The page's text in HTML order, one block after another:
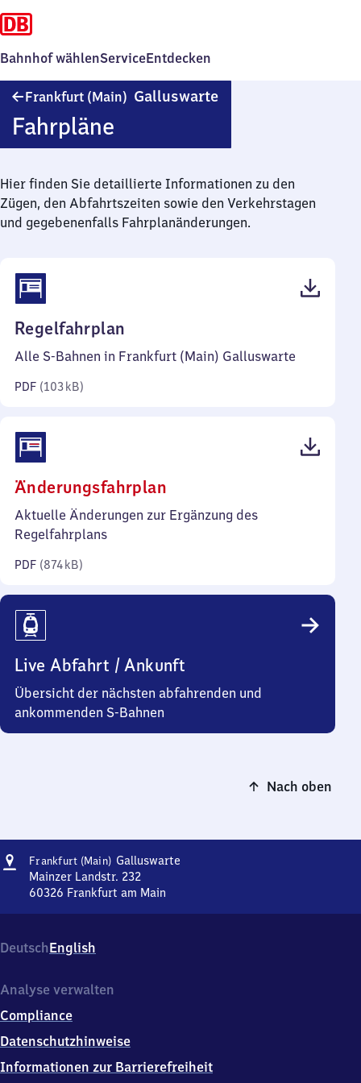
Bahnhof wählenServiceEntdecken
Frankfurt (Main) Galluswarte
Fahrpläne
Hier finden Sie detaillierte Informationen zu den
Zügen, den Abfahrtszeiten sowie den Verkehrstagen
und gegebenenfalls Fahrplanänderungen.
Regelfahrplan
103
Alle S-Bahnen in Frankfurt (Main) Galluswarte
PDF (103 kB)
Änderungsfahrplan
874
Aktuelle Änderungen zur Ergänzung des
Regelfahrplans
PDF (874 kB)
Live Abfahrt / Ankunft
Übersicht der nächsten abfahrenden und
ankommenden S-Bahnen
Nach oben
Adresse
Frankfurt (Main) Galluswarte
Mainzer Landstr. 232
60326 Frankfurt am Main
Galluswarte,
Mainzer
232,
0
3
6
DeutschEnglish
Analyse verwalten
Compliance
Datenschutzhinweise
Informationen zur Barrierefreiheit